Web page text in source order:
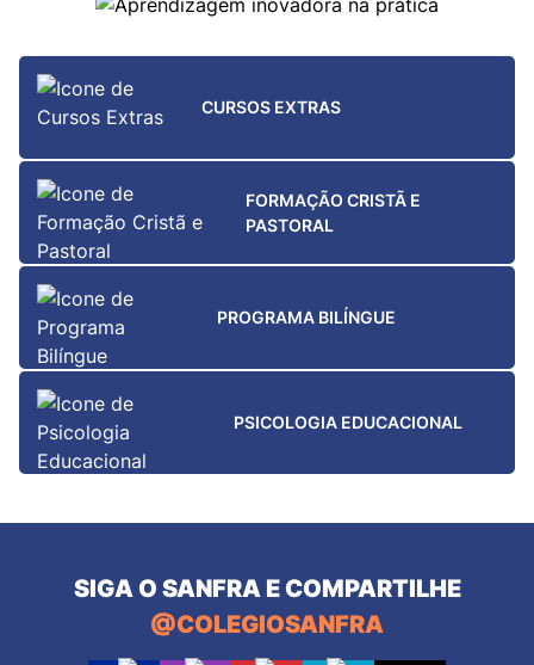
CURSOS EXTRAS
FORMAÇÃO CRISTÃ E
PASTORAL
PROGRAMA BILÍNGUE
PSICOLOGIA EDUCACIONAL
SIGA O SANFRA E COMPARTILHE
@COLEGIOSANFRA